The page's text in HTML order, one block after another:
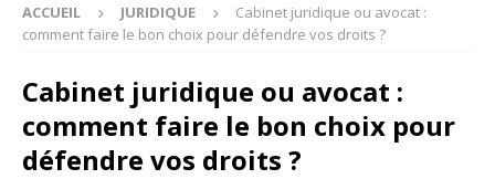
ACCUEIL JURIDIQUE
Cabinet juridique ou avocat :
comment faire le bon choix pour défendre vos droits ?
Cabinet juridique ou avocat :
comment faire le bon choix pour
défendre vos droits ?